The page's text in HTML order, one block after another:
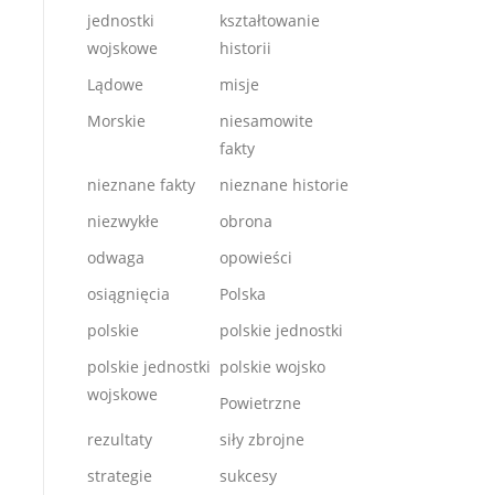
jednostki
wojskowe
kształtowanie
historii
Lądowe
misje
Morskie
niesamowite
fakty
nieznane fakty
nieznane historie
niezwykłe
obrona
odwaga
opowieści
osiągnięcia
Polska
polskie
polskie jednostki
polskie jednostki
wojskowe
polskie wojsko
Powietrzne
rezultaty
siły zbrojne
strategie
sukcesy